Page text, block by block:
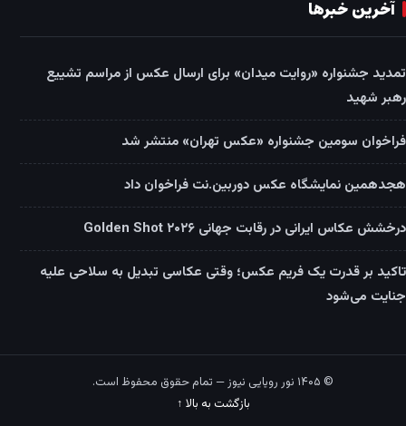
آخرین خبرها
تمدید جشنواره «روایت میدان» برای ارسال عکس از مراسم تشییع
رهبر شهید
فراخوان سومین جشنواره «عکس تهران» منتشر شد
هجدهمین نمایشگاه عکس دوربین.نت فراخوان داد
درخشش عکاس ایرانی در رقابت جهانی Golden Shot ۲۰۲۶
تاکید بر قدرت یک فریم عکس؛ وقتی عکاسی تبدیل به سلاحی علیه
جنایت می‌شود
© ۱۴۰۵ نور رویایی نیوز — تمام حقوق محفوظ است.
بازگشت به بالا ↑